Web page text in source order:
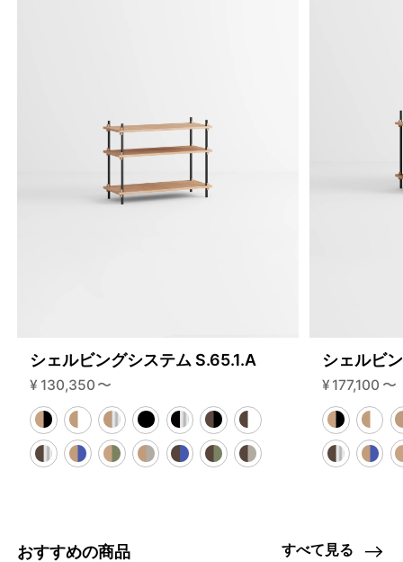
シェルビングシステム S.65.1.A
¥ 130,350 〜
シェルビ
¥ 177,100 〜
おすすめの商品 すべて見る